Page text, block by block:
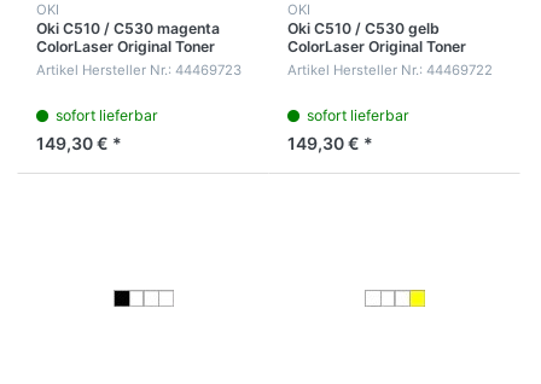
OKI
Oki C510 / C530 magenta
ColorLaser Original Toner
Kartusche für 5.000 Seiten
Artikel Hersteller Nr.: 44469723
sofort lieferbar
149,30 € *
OKI
Oki C510 / C530 gelb
ColorLaser Original Toner
Kartusche für 5.000 Seiten
Artikel Hersteller Nr.: 44469722
sofort lieferbar
149,30 € *